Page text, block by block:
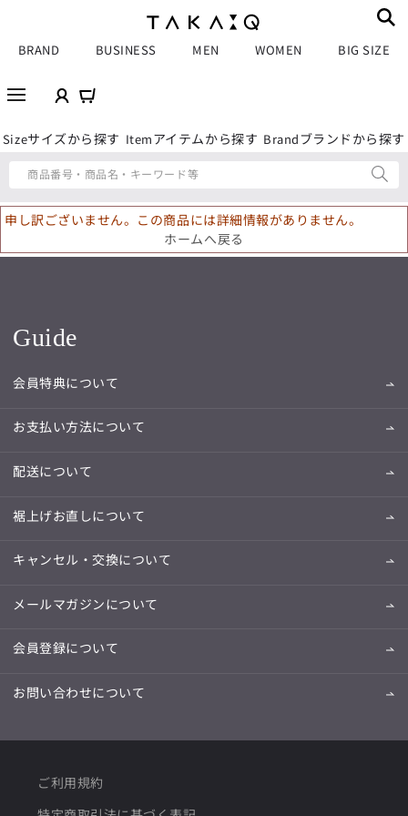
BRAND BUSINESS MEN WOMEN BIG SIZE
Sizeサイズから探す Itemアイテムから探す Brandブランドから探す
商品番号・商品名・キーワード等
申し訳ございません。この商品には詳細情報がありません。
ホームへ戻る
Guide
会員特典について
お支払い方法について
配送について
裾上げお直しについて
キャンセル・交換について
メールマガジンについて
会員登録について
お問い合わせについて
ご利用規約